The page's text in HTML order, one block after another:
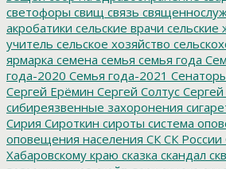
светофоры свищ связь
акробатики сельские врачи сельские
учитель сельское хозяйство
ярмарка семена семья семья года
года-2020 Семья года-2021
Сергей Ерёмин Сергей Солтус
сибиреязвенные захоронения
Сирия Сироткин сироты система
оповещения населения СК СК России
Хабаровскому краю сказка скандал